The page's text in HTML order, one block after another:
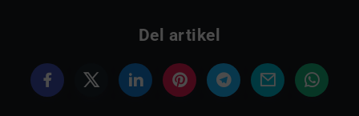
Del artikel